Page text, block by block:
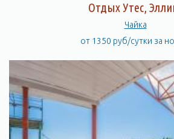
Отдых Утес,
Чайка
от 1350 руб/сутки за